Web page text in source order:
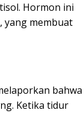
Hormon ini
yang membuat
bahwa
Ketika tidur